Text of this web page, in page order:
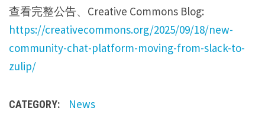
查看完整公告、Creative Commons Blog:
https://creativecommons.org/2025/09/18/new-
community-chat-platform-moving-from-slack-to-
zulip/
CATEGORY: News